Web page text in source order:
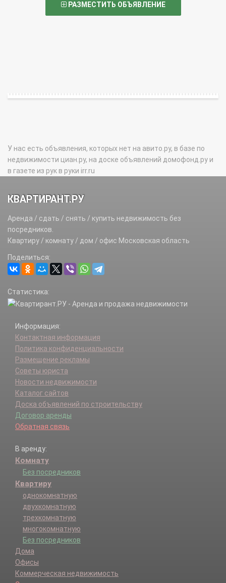
РАЗМЕСТИТЬ ОБЪЯВЛЕНИЕ
У нас есть объявления, которых нет на авито.ру, в базе по
недвижимости циан.ру, на доске объявлений домофонд.ру и
в газете из рук в руки irr.ru
КВАРТИРАНТ.РУ
Аренда / сдать / снять / купить недвижимость без
посредников.
Квартиру / комнату / дом / офис Московская область
Поделиться:
Статистика:
Информация:
Контактная информация
Политика конфиденциальности
Размещение рекламы
Советы юриста
Новости недвижимости
Каталог сайтов
Доска объявлений по строительству
Договор аренды
Обратная связь
В аренду:
Комнату
Без посредников
Квартиру
однокомнатную
двухкомнатную
трехкомнатную
многокомнатную
Без посредников
Дома
Офисы
Коммерческая недвижимость